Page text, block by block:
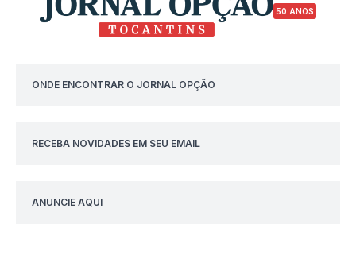
50 ANOS
ONDE ENCONTRAR O JORNAL OPÇÃO
RECEBA NOVIDADES EM SEU EMAIL
ANUNCIE AQUI